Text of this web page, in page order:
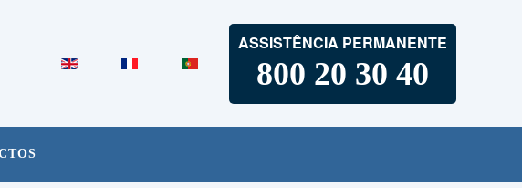
ASSISTÊNCIA PERMANENTE
800 20 30 40